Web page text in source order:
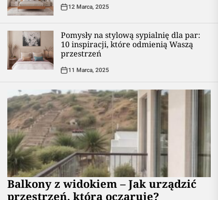
12 Marca, 2025
Pomysły na stylową sypialnię dla par:
10 inspiracji, które odmienią Waszą
przestrzeń
11 Marca, 2025
Balkony z widokiem – Jak urządzić
przestrzeń, która oczaruje?